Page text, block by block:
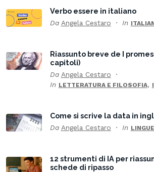
Verbo essere in italiano
Da Angela Cestaro In
Riassunto breve de I
capitoli)
Da Angela Cestaro
In LETTERATURA E FILOSOFIA,
Come si scrive la data in
Da Angela Cestaro In
12 strumenti di IA per
schede di ripasso